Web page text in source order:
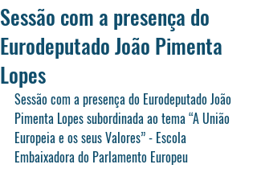
Sessão com a presença do
Eurodeputado João Pimenta
Lopes
Sessão com a presença do Eurodeputado João
Pimenta Lopes subordinada ao tema “A União
Europeia e os seus Valores” - Escola
Embaixadora do Parlamento Europeu